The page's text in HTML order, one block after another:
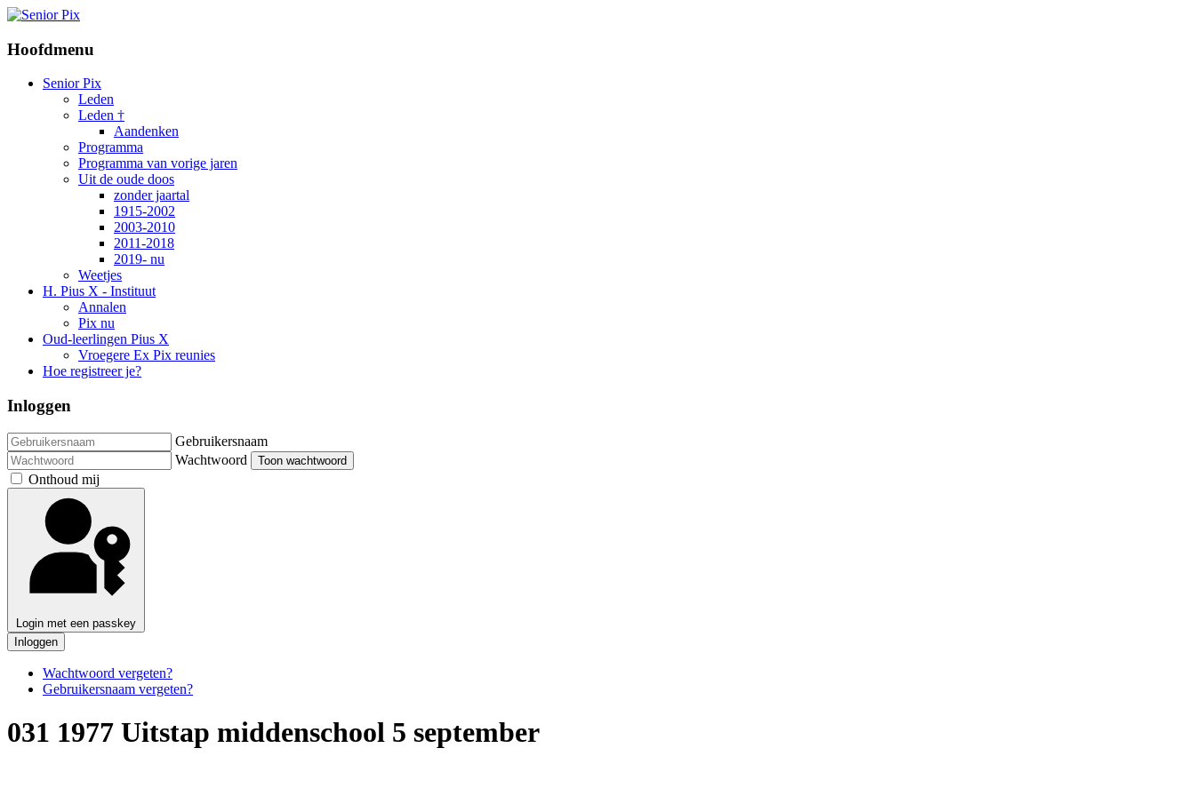
Hoofdmenu
Senior Pix
Leden
Leden †
Aandenken
Programma
Programma van vorige jaren
Uit de oude doos
zonder jaartal
1915-2002
2003-2010
2011-2018
2019- nu
Weetjes
H. Pius X - Instituut
Annalen
Pix nu
Oud-leerlingen Pius X
Vroegere Ex Pix reunies
Hoe registreer je?
Inloggen
Gebruikersnaam
Wachtwoord
Toon wachtwoord
Onthoud mij
Login met een passkey
Inloggen
Wachtwoord vergeten?
Gebruikersnaam vergeten?
031 1977 Uitstap middenschool 5 september